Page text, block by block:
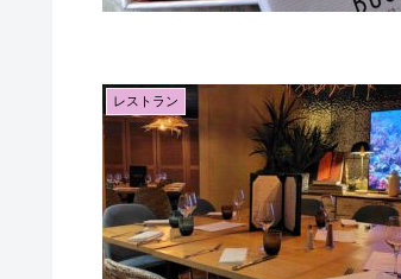
レストラン